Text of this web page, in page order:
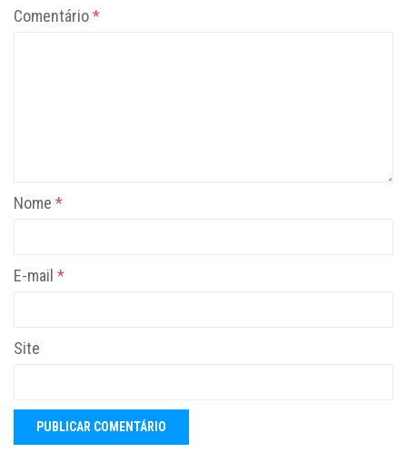
Comentário*
Nome *
E-mail *
Site